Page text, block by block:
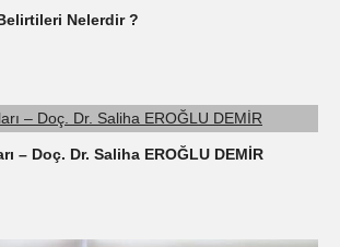
Nelerdir ?
– Doç. Dr. Saliha EROĞLU DEMİR